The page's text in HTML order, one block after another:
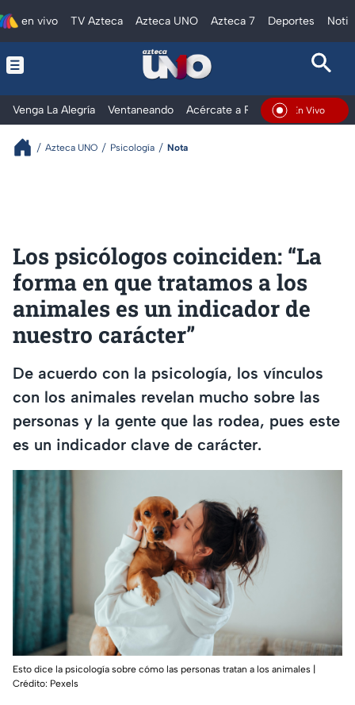
en vivo TV Azteca Azteca UNO Azteca 7 Deportes
Venga La Alegría Ventaneando Acércate a Rocío Al Extremo
En Vivo
Azteca UNO Psicología Nota
Los psicólogos coinciden: “La
forma en que tratamos a los
animales es un indicador de
nuestro carácter”
De acuerdo con la psicología, los vínculos
con los animales revelan mucho sobre las
personas y la gente que las rodea, pues este
es un indicador clave de carácter.
Esto dice la psicología sobre cómo las personas tratan a los animales |
Crédito: Pexels